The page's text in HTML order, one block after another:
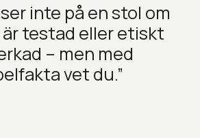
inte på en stol om
testad eller etiskt
– men med
vet du.